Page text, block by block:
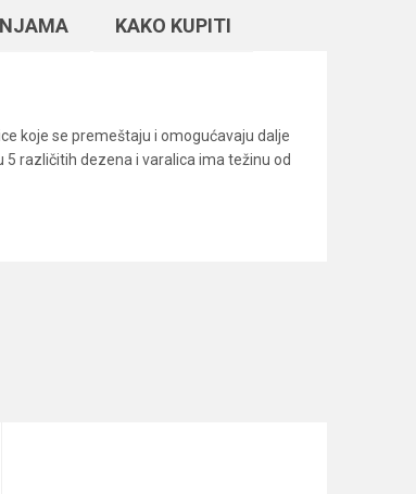
KAKO KUPITI
koje se premeštaju i omogućavaju dalje
različitih dezena i varalica ima težinu od